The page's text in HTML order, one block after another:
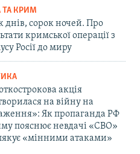
ТА КРИМ
днів, сорок ночей. Про
кримської операції з
Росії до миру
акція
на війну на
Як пропаганда РФ
пояснює невдачі «СВО»
«мінними атаками»